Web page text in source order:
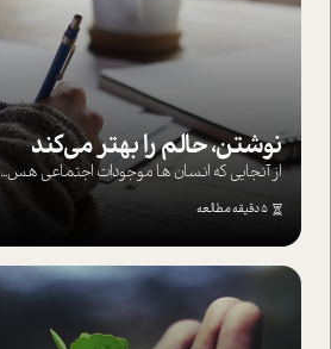
نوشتن، حالم را بهتر می‌کند
از آنجایی که انسان ها موجودات اجتماعی هس...
5 دقیقه مطالعه